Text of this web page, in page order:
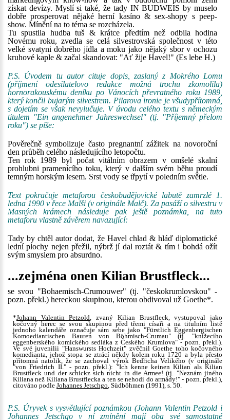
získat devízy. Myslí si také, že tady IN BUDWEIS by muselo
dobře prosperovat nějaké herní kasíno & sex-shopy s peep-
show. Mínění na to téma se rozcházela.
Tu spustila hudba tuš & krátce předtím než odbila hodina
Novému roku, zvedla se celá silvestrovská společnost v této
velké svatyni dobrého jídla a moku jako nějaký sbor v ochozu
kruhové kaple & začal skandovat: "Ať žije Havel!" (Es lebe H.)
P.S. Úvodem tu autor cituje dopis, zaslaný z Mokrého Lomu
(příjmení odesilatelovo redakce možná trochu zkomolila)
hornorakouskému deníku po Vánocích převratného roku 1989,
který končil bujarým silvestrem. Pilarova ironie je všudypřítomná,
s dojetím se však nevylučuje. V úvodu celého textu s německým
titulem "Ein angenehmer Jahreswechsel" (tj. "Příjemný přelom
roku") se píše:
Pověrečně symbolizuje často pregnantní zážitek na novoroční
den průběh celého následujícího letopočtu.
Ten rok 1989 byl počat vitálním obrazem v omšelé skalní
prohlubni pramenícího toku, který v dalším svém běhu proudí
temným horským lesem. Srst vody se třpytí v poledním světle.
Text pokračuje metaforou českobudějovické labutě zamrzlé 1.
ledna 1990 v řece Malši (v originále Malč). Za pasáží o silvestru v
Masných krámech následuje pak ještě poznámka, na tuto
metaforu vlastně závěrem navazující:
Tady by chtěl autor dodat, že Havel chlad & hláď diplomatické
lední plochy nejen přežil, nýbrž jí dal roztát & tím i bohdá ožít
svým smyslem pro absurdno.
...zejména onen Kilian Brustfleck...
se svou "Bohaemisch-Crumouwer" (tj. "českokrumlovskou" -
pozn. překl.) hereckou skupinou, kterou obdivoval už Goethe*.
*Johann Valentin Petzold, zvaný Kilian Brustfleck, vystupoval jako
kočovný herec se svou skupinou před třemi císaři a na titulním listě
jednoho kalendáře označuje sám sebe jako "Fürstlich Eggenbergischen
Komoediantischen Bauren von Böhmisch-Crumau" (tj. "knížecího
eggenberského komického sedláka z Českého Krumlova" - pozn. překl.).
Ve své juvenilii "Hanswursts Hochzeit" zvěčnil Goethe toho kočovného
komedianta, jehož stopa se ztrácí někdy kolem roku 1720 a byla přesto
přítomná natolik, že se zachoval výrok Bedřicha Velikého (v originále
"von Friedrich II." - pozn. překl.): "Ich kenne keinen Kilian als Kilian
Brustfleck und der schickz sich nicht in die Armee! (tj. "Neznám jiného
Kiliana než Kiliana Brustflecka a ten se nehodí do armády!" - pozn. překl.),
citováno podle Johannes Jetschgo, Südböhmen (1991), s. 50.
P.S. Úryvek s vysvětlující poznámkou (Johann Valentin Petzold i
Johannes Jetschgo v ní zmínění mají oba své samostatné